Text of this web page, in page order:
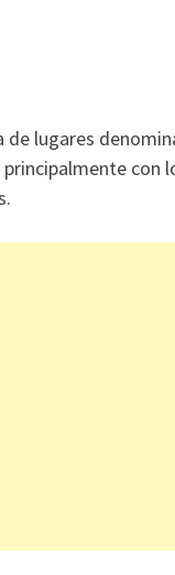
de lugares
con